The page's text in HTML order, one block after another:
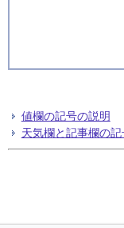
値欄の記号の説明
天気欄と記事欄の記